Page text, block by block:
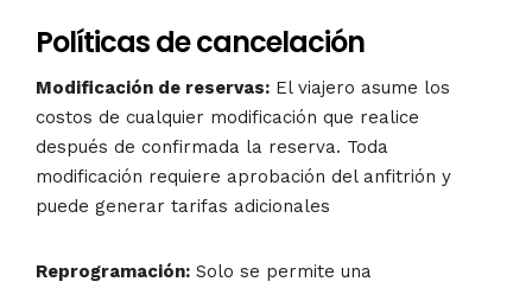
Políticas de cancelación
Modificación de reservas: El viajero asume los
costos de cualquier modificación que realice
después de confirmada la reserva. Toda
modificación requiere aprobación del anfitrión y
puede generar tarifas adicionales
Reprogramación: Solo se permite una